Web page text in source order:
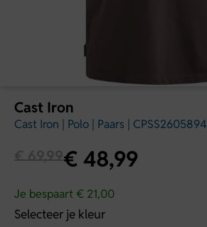
Cast Iron
Cast Iron | Polo | Paars | CPSS2605894
€ 48,99
Je bespaart € 21,00
Selecteer je kleur